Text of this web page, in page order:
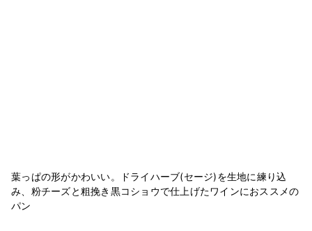
葉っぱの形がかわいい。ドライハーブ(セージ)を生地に練り込
み、粉チーズと粗挽き黒コショウで仕上げたワインにおススメの
パン